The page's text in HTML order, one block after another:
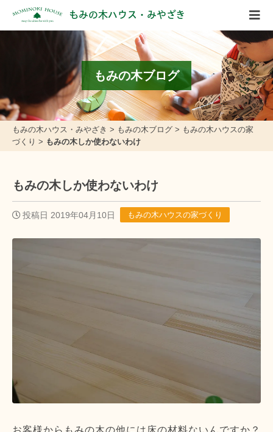
もみの木ハウス・みやざき
もみの木ブログ
もみの木ハウス・みやざき > もみの木ブログ > もみの木ハウスの家
づくり > もみの木しか使わないわけ
もみの木しか使わないわけ
投稿日 2019年04月10日 もみの木ハウスの家づくり